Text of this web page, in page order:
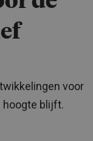
voor
hoogte blijft.